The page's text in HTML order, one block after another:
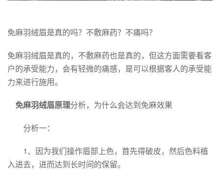
免麻羽绒眉是真的吗？不敷麻药？不痛吗？
免麻羽绒眉是真的，不敷麻药也是真的，但这方面需要看客
户的承受能力，会有轻微的痛感，是可以根据客人的承受能
力来进行施用。
免麻羽绒眉原理分析，为什么会达到免麻效果
分析一：
1、因为我们操作眉部上色，首先得破皮，然后色料植
入进去，进而达到长时间的保留。